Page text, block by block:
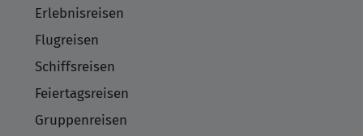
Erlebnisreisen
Flugreisen
Schiffsreisen
Feiertagsreisen
Gruppenreisen